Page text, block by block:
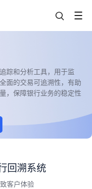
踪和分析工具，用于监
面的交易可追溯性，有助
，保障银行业务的稳定性
回溯系统
客户体验